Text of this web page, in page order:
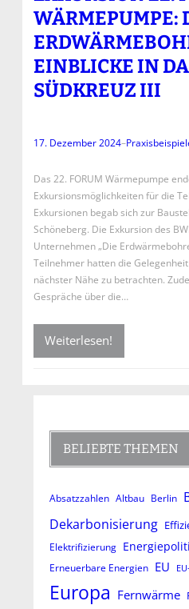
WÄRMEPUMPE:
EINBLICKE IN
SÜDKREUZ III
17. Dezember 2024–
Das 22. FORUM Wärmepumpe
Exkursionsmöglichkeiten für die
Exkursionen begab sich zur
Schöneberg. Die Exkursion des
Unternehmen „Die
Teilnehmer hatten die
nächster Nähe zu betrachten.
Gespräche über die…
Weiterlesen!
BELIEBTE THEMEN
Absatzzahlen Altbau Berlin
Dekarbonisierung
Elektrifizierung
Erneuerbare Energien EU
Europa Fernwärme